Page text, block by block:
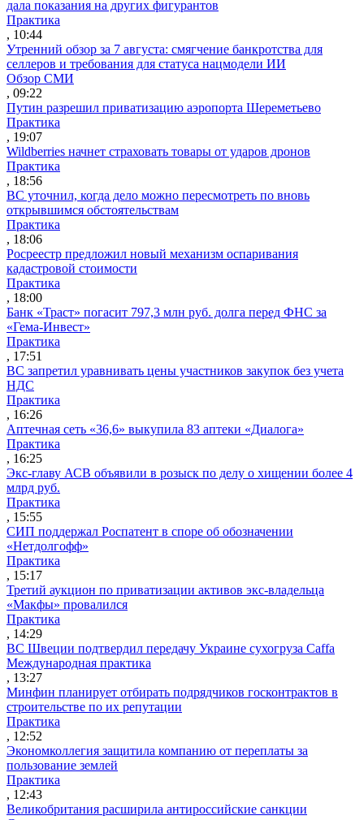
дала показания на других фигурантов
Практика
, 10:44
Утренний обзор за 7 августа: смягчение банкротства для
селлеров и требования для статуса нацмодели ИИ
Обзор СМИ
, 09:22
Путин разрешил приватизацию аэропорта Шереметьево
Практика
, 19:07
Wildberries начнет страховать товары от ударов дронов
Практика
, 18:56
ВС уточнил, когда дело можно пересмотреть по вновь
открывшимся обстоятельствам
Практика
, 18:06
Росреестр предложил новый механизм оспаривания
кадастровой стоимости
Практика
, 18:00
Банк «Траст» погасит 797,3 млн руб. долга перед ФНС за
«Гема-Инвест»
Практика
, 17:51
ВС запретил уравнивать цены участников закупок без учета
НДС
Практика
, 16:26
Аптечная сеть «36,6» выкупила 83 аптеки «Диалога»
Практика
, 16:25
Экс-главу АСВ объявили в розыск по делу о хищении более 4
млрд руб.
Практика
, 15:55
СИП поддержал Роспатент в споре об обозначении
«Нетдолгофф»
Практика
, 15:17
Третий аукцион по приватизации активов экс-владельца
«Макфы» провалился
Практика
, 14:29
ВС Швеции подтвердил передачу Украине сухогруза Caffa
Международная практика
, 13:27
Минфин планирует отбирать подрядчиков госконтрактов в
строительстве по их репутации
Практика
, 12:52
Экономколлегия защитила компанию от переплаты за
пользование землей
Практика
, 12:43
Великобритания расширила антироссийские санкции